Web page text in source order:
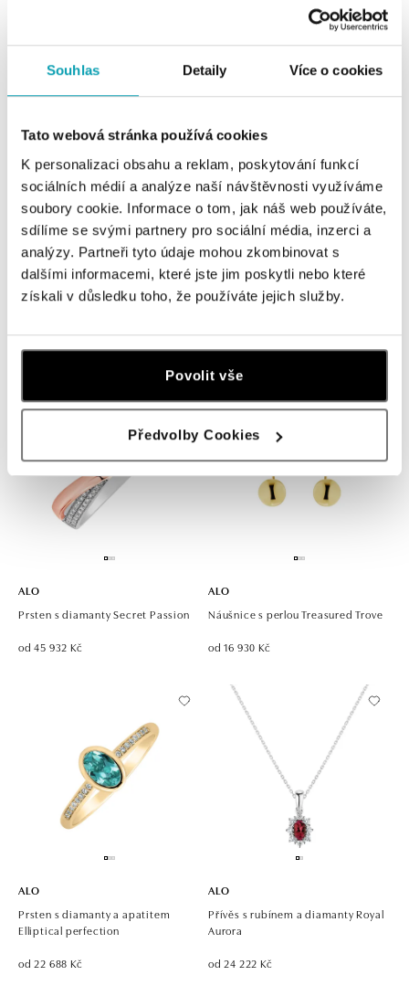
Souhlas Detaily Více o cookies
Tato webová stránka používá cookies
K personalizaci obsahu a reklam, poskytování funkcí
sociálních médií a analýze naší návštěvnosti využíváme
soubory cookie. Informace o tom, jak náš web používáte,
sdílíme se svými partnery pro sociální média, inzerci a
analýzy. Partneři tyto údaje mohou zkombinovat s
dalšími informacemi, které jste jim poskytli nebo které
získali v důsledku toho, že používáte jejich služby.
Povolit vše
Předvolby Cookies
ALO
Náušnice s hnědými diamanty
od 23 138 Kč
ALO
Prsten s safírem a diamanty
od 52 127 Kč
ALO
Prsten s diamanty Secret Passion
od 45 932 Kč
ALO
Náušnice s perlou Treasured Trove
od 16 930 Kč
ALO
Prsten s diamanty a apatitem
Elliptical perfection
od 22 688 Kč
ALO
Přívěs s rubínem a diamanty Royal
Aurora
od 24 222 Kč